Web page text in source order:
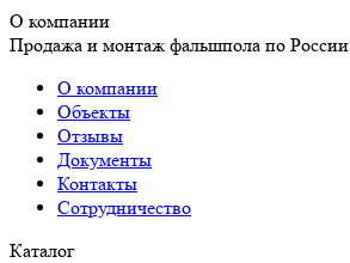
О компании
Продажа и монтаж фальшпола по России
О компании
Объекты
Отзывы
Документы
Контакты
Сотрудничество
Каталог